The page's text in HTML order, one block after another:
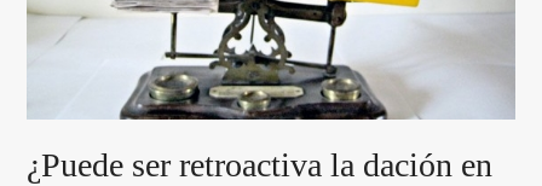
¿Puede ser retroactiva la dación en